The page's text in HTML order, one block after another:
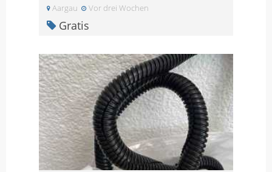
Aargau Vor drei Wochen
Gratis